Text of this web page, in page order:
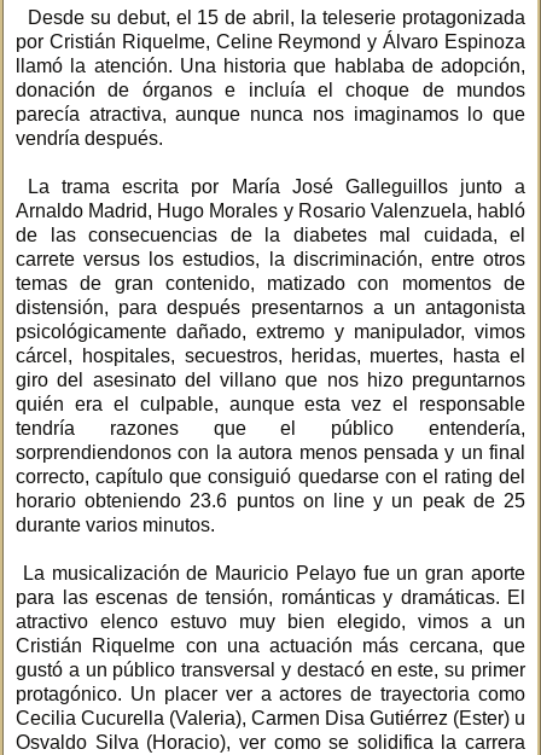
Desde su debut, el 15 de abril, la teleserie protagonizada
por Cristián Riquelme, Celine Reymond y Álvaro Espinoza
llamó la atención. Una historia que hablaba de adopción,
donación de órganos e incluía el choque de mundos
parecía atractiva, aunque nunca nos imaginamos lo que
vendría después.
La trama escrita por María José Galleguillos junto a
Arnaldo Madrid, Hugo Morales y Rosario Valenzuela, habló
de las consecuencias de la diabetes mal cuidada, el
carrete versus los estudios, la discriminación, entre otros
temas de gran contenido, matizado con momentos de
distensión, para después presentarnos a un antagonista
psicológicamente dañado, extremo y manipulador, vimos
cárcel, hospitales, secuestros, heridas, muertes, hasta el
giro del asesinato del villano que nos hizo preguntarnos
quién era el culpable, aunque esta vez el responsable
tendría razones que el público entendería,
sorprendiendonos con la autora menos pensada y un final
correcto, capítulo que consiguió quedarse con el rating del
horario obteniendo 23.6 puntos on line y un peak de 25
durante varios minutos.
La musicalización de Mauricio Pelayo fue un gran aporte
para las escenas de tensión, románticas y dramáticas. El
atractivo elenco estuvo muy bien elegido, vimos a un
Cristián Riquelme con una actuación más cercana, que
gustó a un público transversal y destacó en este, su primer
protagónico. Un placer ver a actores de trayectoria como
Cecilia Cucurella (Valeria), Carmen Disa Gutiérrez (Ester) u
Osvaldo Silva (Horacio), ver como se solidifica la carrera